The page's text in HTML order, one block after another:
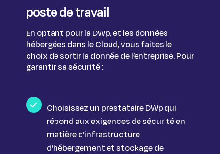
poste de travail
En optant pour la DWp, et les données
hébergées dans le Cloud, vous faites le
choix de sortir la donnée de l’entreprise. Pour
garantir sa sécurité :
Choisissez un prestataire DWp qui
répond aux exigences de sécurité en
matière d’infrastructure
d’hébergement et stockage de